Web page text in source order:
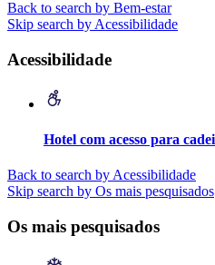
Back to search by Bem-estar
Skip search by Acessibilidade
Acessibilidade
Hotel com acesso para
Back to search by Acessibilidade
Skip search by Os mais pesquisados
Os mais pesquisados